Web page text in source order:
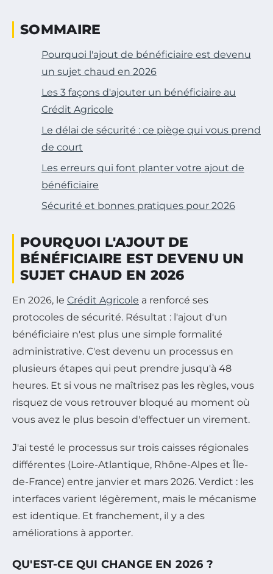
SOMMAIRE
Pourquoi l'ajout de bénéficiaire est devenu
un sujet chaud en 2026
Les 3 façons d'ajouter un bénéficiaire au
Crédit Agricole
Le délai de sécurité : ce piège qui vous prend
de court
Les erreurs qui font planter votre ajout de
bénéficiaire
Sécurité et bonnes pratiques pour 2026
POURQUOI L'AJOUT DE
BÉNÉFICIAIRE EST DEVENU UN
SUJET CHAUD EN 2026
En 2026, le Crédit Agricole a renforcé ses
protocoles de sécurité. Résultat : l'ajout d'un
bénéficiaire n'est plus une simple formalité
administrative. C'est devenu un processus en
plusieurs étapes qui peut prendre jusqu'à 48
heures. Et si vous ne maîtrisez pas les règles, vous
risquez de vous retrouver bloqué au moment où
vous avez le plus besoin d'effectuer un virement.
J'ai testé le processus sur trois caisses régionales
différentes (Loire-Atlantique, Rhône-Alpes et Île-
de-France) entre janvier et mars 2026. Verdict : les
interfaces varient légèrement, mais le mécanisme
est identique. Et franchement, il y a des
améliorations à apporter.
QU'EST-CE QUI CHANGE EN 2026 ?